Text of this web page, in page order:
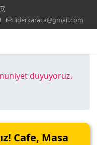
liderkaraca@gmail.com
duyuyoruz,
Cafe, Masa